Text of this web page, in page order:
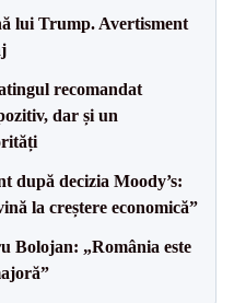
lui Trump. Avertisment
recomandat
dar și un
după decizia Moody’s:
la creștere economică”
Bolojan: „România este